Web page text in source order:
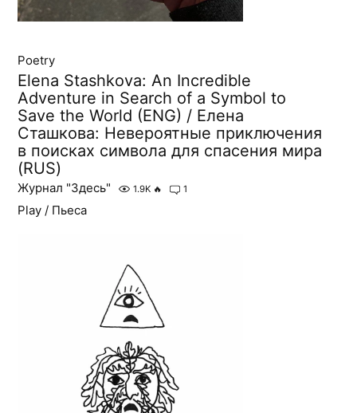
Poetry
Elena Stashkova: An Incredible
Adventure in Search of a Symbol to
Save the World (ENG) / Елена
Сташкова: Невероятные приключения
в поисках символа для спасения мира
(RUS)
Журнал "Здесь" 1.9K 🔥 1
Play / Пьеса